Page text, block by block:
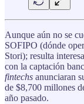
Aunque aún no se
SOFIPO (dónde
Stori); resulta
con la captación
fintechs anunciaran
de $8,700 millones
año pasado.